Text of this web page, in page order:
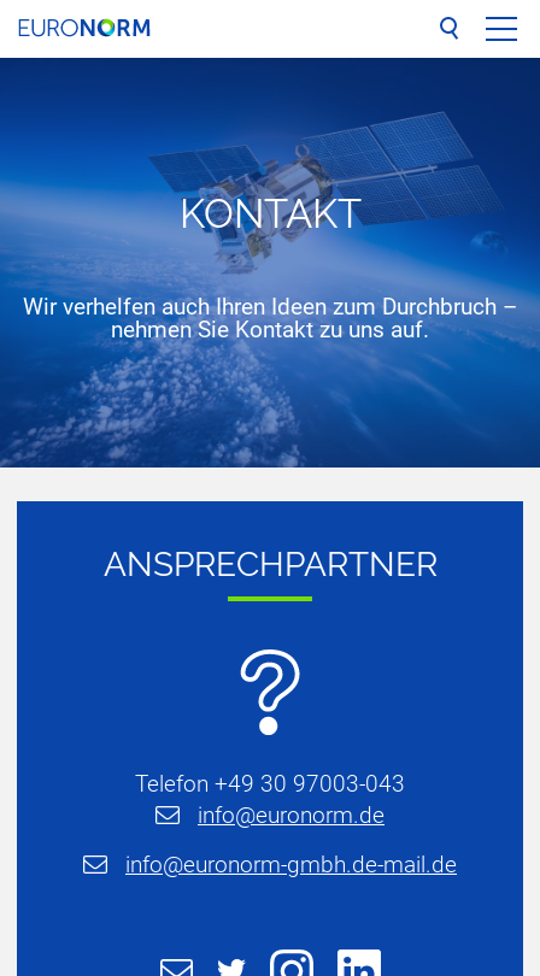
LEISTUNGEN
REFERENZEN
NETZWERK
KONTAKT
KON­TAKT
Wir verhelfen auch Ihren Ideen zum Durchbruch –
nehmen Sie Kontakt zu uns auf.
AN­SPRECH­PART­NER
Telefon +49 30 97003-043
nf
r n rm d
nf
r n rm-gmbh d -m d